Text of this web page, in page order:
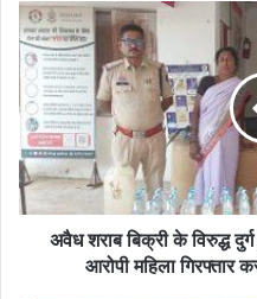
अवैध
शराब
बिक्री
के
विरुद्ध
दुर्ग
पुलिस
की
लगातार
कार्यवाहीअवैध शराब बिक्री के विरुद्ध
आरोपी महिला गिरफ्तार